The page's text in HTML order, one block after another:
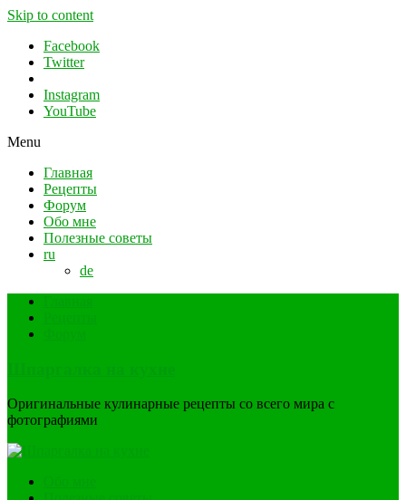
Skip to content
Facebook
Twitter
Instagram
YouTube
Menu
Главная
Рецепты
Форум
Обо мне
Полезные советы
ru
de
Оригинальные кулинарные рецепты со всего мира с
фотографиями